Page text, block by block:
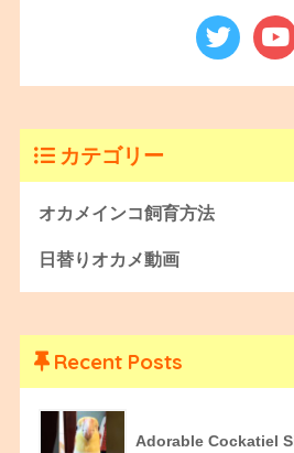
カテゴリー
オカメインコ飼育方法
日替りオカメ動画
Recent Posts
Adorable Cockatiel